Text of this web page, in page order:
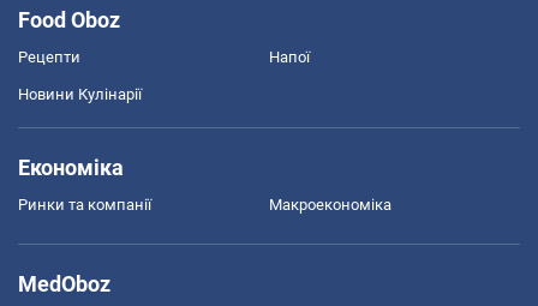
Food Oboz
Рецепти Напої
Новини Кулінарії
Економіка
Ринки та компанії Макроекономіка
MedOboz